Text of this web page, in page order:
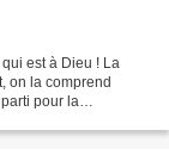
est à Dieu ! La
on la comprend
pour la